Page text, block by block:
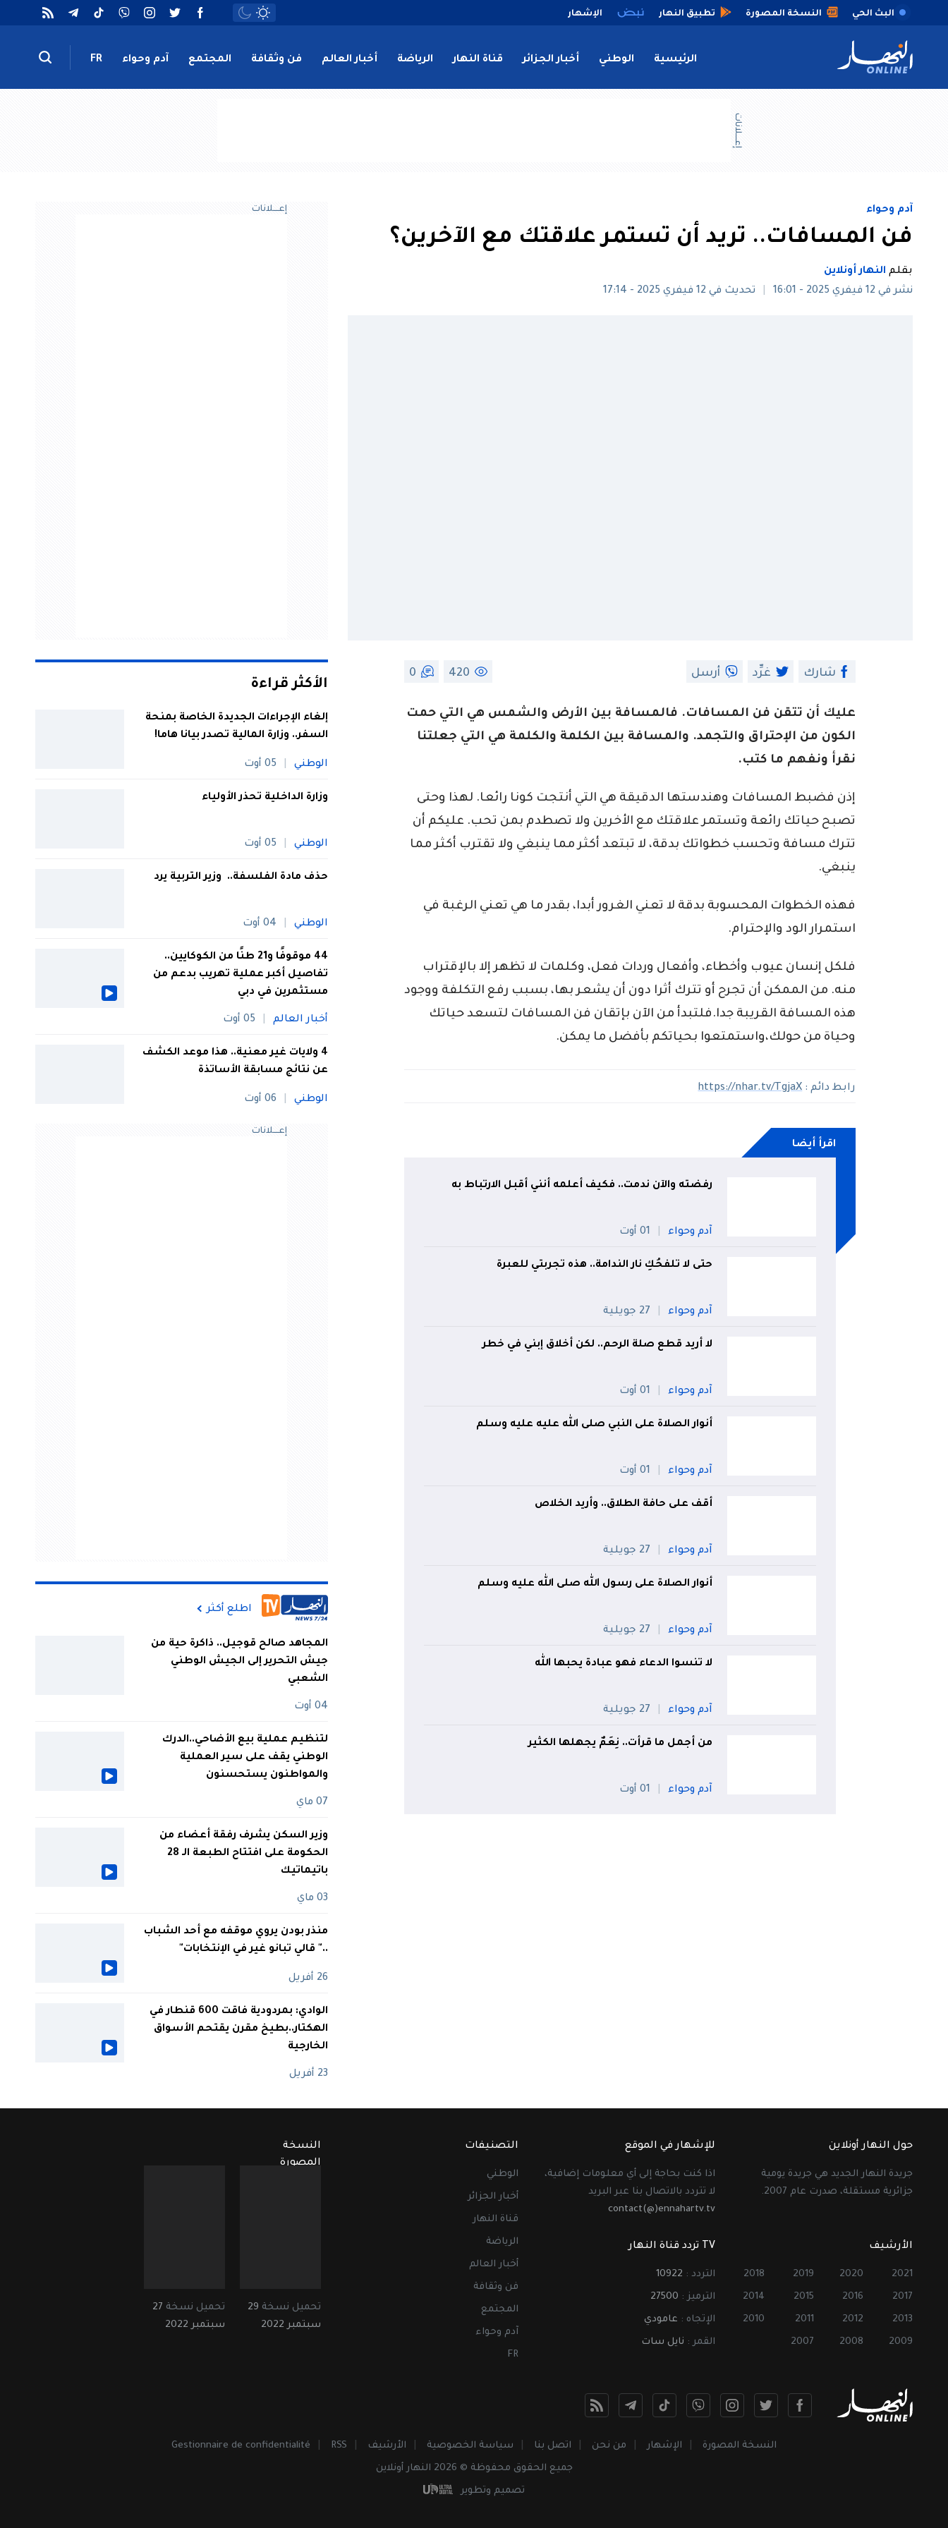
البث الحي النسخة المصورة تطبيق النهار الإشهار
الرئيسية الوطني أخبار الجزائر قناة النهار الرياضة أخبار العالم فن وثقافة المجتمع آدم وحواء FR
إعــــلانات
آدم وحواء
فن المسافات.. تريد أن تستمر علاقتك مع الآخرين؟
بقلم النهار أونلاين
نشر في 12 فيفري 2025 - 16:01
تحديث في 12 فيفري 2025 - 17:14
شارك غرِّد أرسل 420
0
عليك أن تتقن فن المسافات. فالمسافة بين الأرض والشمس هي التي حمت
الكون من الإحتراق والتجمد. والمسافة بين الكلمة والكلمة هي التي جعلتنا
نقرأ ونفهم ما كتب.
إذن فضبط المسافات وهندستها الدقيقة هي التي أنتجت كونا رائعا. لهذا وحتى
تصبح حياتك رائعة وتستمر علاقتك مع الأخرين ولا تصطدم بمن تحب. عليكم أن
تترك مسافة وتحسب خطواتك بدقة، لا تبتعد أكثر مما ينبغي ولا تقترب أكثر مما
ينبغي.
فهذه الخطوات المحسوبة بدقة لا تعني الغرور أبدا، بقدر ما هي تعني الرغبة في
استمرار الود والإحترام.
فلكل إنسان عيوب وأخطاء، وأفعال وردات فعل، وكلمات لا تظهر إلا بالإقتراب
منه. من الممكن أن تجرح أو تترك أثرا دون أن يشعر بها، بسبب رفع التكلفة ووجود
هذه المسافة القريبة جدا.فلتبدأ من الآن بإتقان فن المسافات لتسعد حياتك
وحياة من حولك،واستمتعوا بحياتكم بأفضل ما يمكن.
رابط دائم :https://nhar.tv/TgjaX
اقرأ أيضا
رفضته والآن ندمت.. فكيف أعلمه أنني أقبل الارتباط به
آدم وحواء 01 أوت
حتى لا تلفحُكِ نار الندامة.. هذه تجربتي للعبرة
آدم وحواء 27 جويلية
لا أريد قطع صلة الرحم.. لكن أخلاق إبني في خطر
آدم وحواء 01 أوت
أنوار الصلاة على النبي صلى الله عليه عليه وسلم
آدم وحواء 01 أوت
أقف على حافة الطلاق.. وأريد الخلاص
آدم وحواء 27 جويلية
أنوار الصلاة على رسول الله صلى الله عليه وسلم
آدم وحواء 27 جويلية
لا تنسوا الدعاء فهو عبادة يحبها الله
آدم وحواء 27 جويلية
من أجمل ما قرأت.. نِعَمٌ يجهلها الكثير
آدم وحواء 01 أوت
إعــــلانات
الأكثر قراءة
إلغاء الإجراءات الجديدة الخاصة بمنحة
السفر.. وزارة المالية تصدر بيانا هاما!
الوطني 05 أوت
وزارة الداخلية تحذر الأولياء
الوطني 05 أوت
حذف مادة الفلسفة.. وزير التربية يرد
الوطني 04 أوت
44 موقوفًا و21 طنًا من الكوكايين..
تفاصيل أكبر عملية تهريب بدعم من
مستثمرين في دبي
أخبار العالم 05 أوت
4 ولايات غير معنية.. هذا موعد الكشف
عن نتائج مسابقة الأساتذة
الوطني 06 أوت
إعــــلانات
اطلع أكثر
المجاهد صالح قوجيل.. ذاكرة حية من
جيش التحرير إلى الجيش الوطني
الشعبي
04 أوت
لتنظيم عملية بيع الأضاحي..الدرك
الوطني يقف على سير العملية
والمواطنون يستحسنون
07 ماي
وزير السكن يشرف رفقة أعضاء من
الحكومة على افتتاح الطبعة الـ 28
باتيماتيك
03 ماي
منذر بودن يروي موقفه مع أحد الشباب
.." قالي تبانو غير في الإنتخابات"
26 أفريل
الوادي: بمردودية فاقت 600 قنطار في
الهكتار..بطيخ مقرن يقتحم الأسواق
الخارجية
23 أفريل
حول النهار أونلاين
جريدة النهار الجديد هي جريدة يومية
جزائرية مستقلة، صدرت عام 2007.
للإشهار في الموقع
اذا كنت بحاجة إلى أي معلومات إضافية،
لا تتردد بالاتصال بنا عبر البريد
contact(@)ennahartv.tv
الأرشيف
2021
2020
2019
2018
2017
2016
2015
2014
2013
2012
2011
2010
2009
2008
2007
TV تردد قناة النهار
التردد : 10922
الترميز : 27500
الإتجاه : عامودي
القمر : نايل سات
التصنيفات
الوطني
أخبار الجزائر
قناة النهار
الرياضة
أخبار العالم
فن وثقافة
المجتمع
آدم وحواء
FR
النسخة
المصورة
تحميل نسخة 29
سبتمبر 2022
تحميل نسخة 27
سبتمبر 2022
النسخة المصورة الإشهار من نحن اتصل بنا سياسة الخصوصية الأرشيف RSS
Gestionnaire de confidentialité
جميع الحقوق محفوظة © 2026 النهار أونلاين
تصميم وتطوير